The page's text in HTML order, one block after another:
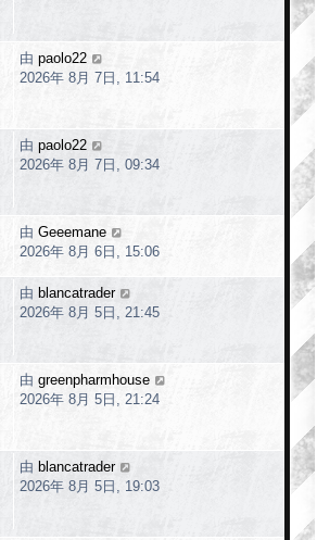
由 paolo22
2026年 8月 7日, 11:54
由 paolo22
2026年 8月 7日, 09:34
由 Geeemane
2026年 8月 6日, 15:06
由 blancatrader
2026年 8月 5日, 21:45
由 greenpharmhouse
2026年 8月 5日, 21:24
由 blancatrader
2026年 8月 5日, 19:03